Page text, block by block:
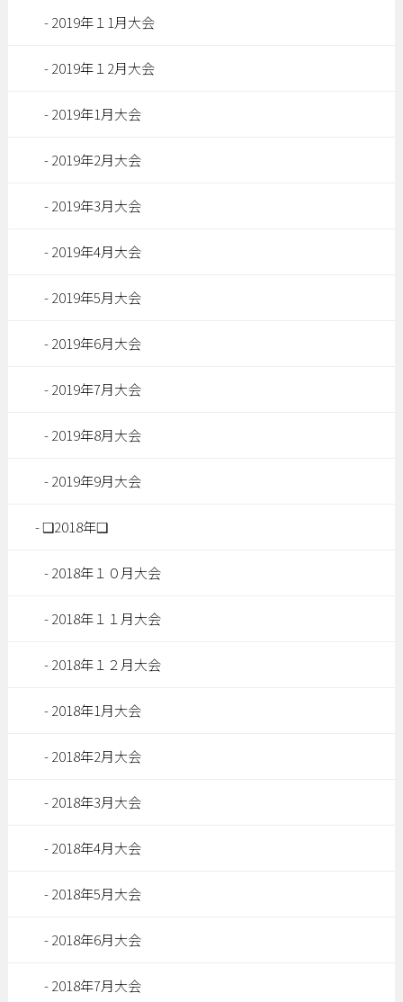
2019年１1月大会
2019年１2月大会
2019年1月大会
2019年2月大会
2019年3月大会
2019年4月大会
2019年5月大会
2019年6月大会
2019年7月大会
2019年8月大会
2019年9月大会
❑2018年❑
2018年１０月大会
2018年１１月大会
2018年１２月大会
2018年1月大会
2018年2月大会
2018年3月大会
2018年4月大会
2018年5月大会
2018年6月大会
2018年7月大会